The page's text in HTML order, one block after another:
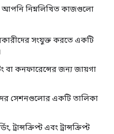
আপনি নিম্নলিখিত কাজগুলো
সংযুক্ত করতে একটি
বা কনফারেন্সের জন্য জায়গা
সেশনগুলোর একটি তালিকা
ট্রান্সক্রিপ্ট এবং ট্রান্সক্রিপ্ট